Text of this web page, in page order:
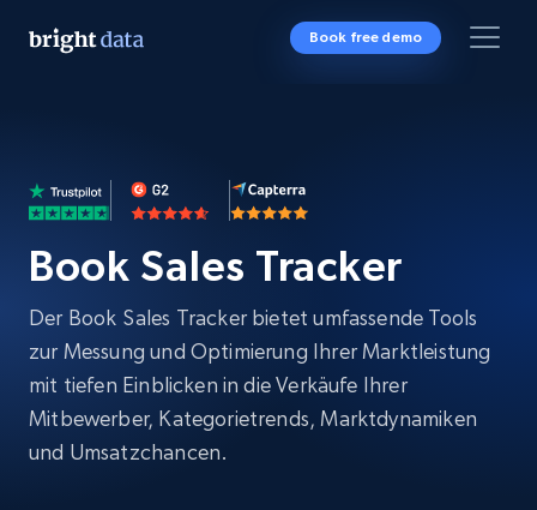
Book free demo
Book Sales Tracker
Der Book Sales Tracker bietet umfassende Tools
zur Messung und Optimierung Ihrer Marktleistung
mit tiefen Einblicken in die Verkäufe Ihrer
Mitbewerber, Kategorietrends, Marktdynamiken
und Umsatzchancen.